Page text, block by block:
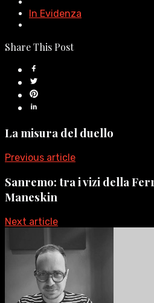
In Evidenza
Share This Post
La misura del duello
Previous article
Sanremo: tra i vizi della
Maneskin
Next article